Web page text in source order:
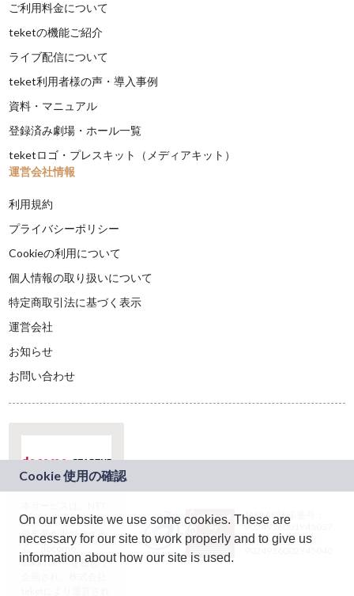
ご利用料金について
teketの機能ご紹介
ライブ配信について
teket利用者様の声・導入事例
資料・マニュアル
登録済み劇場・ホール一覧
teketロゴ・プレスキット（メディアキット）
運営会社情報
利用規約
プライバシーポリシー
Cookieの利用について
個人情報の取り扱いについて
特定商取引法に基づく表示
運営会社
お知らせ
お問い合わせ
ドコモグループの新
規事業創出プログラ
ム「docomo
STARTUP」を通じて
JASRAC許諾番号：
9024936001Y45037
JASRAC許諾番号：
On our website we use some cookies. These are
necessary for our site to work properly and to give us
information about how our site is used.